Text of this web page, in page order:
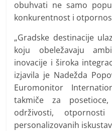
obuhvati ne samo
konkurentnost i
„Gradske destinacije
koju obeležavaju
inovacije i široka
izjavila je Nadežda
Euromonitor
takmiče za
održivosti,
personalizovanih